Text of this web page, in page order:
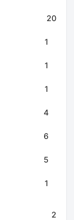
20
1
1
1
4
6
5
1
2